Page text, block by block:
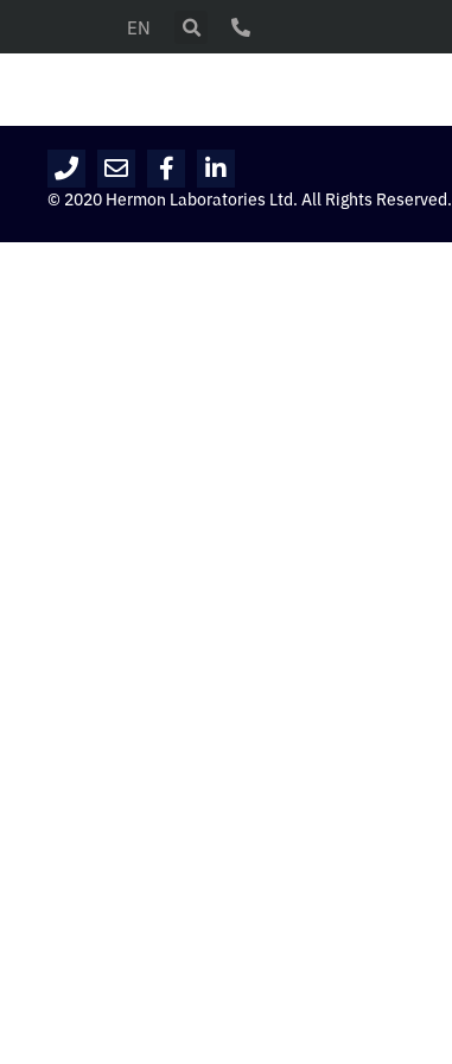
EN
© 2020 Hermon Laboratories Ltd. All Rights Reserved.